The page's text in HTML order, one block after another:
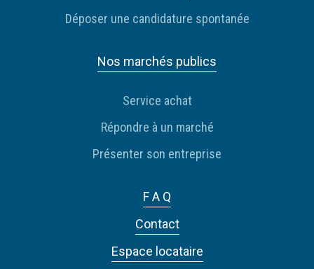
Déposer une candidature spontanée
Nos marchés publics
Service achat
Répondre à un marché
Présenter son entreprise
F A Q
Contact
Espace locataire